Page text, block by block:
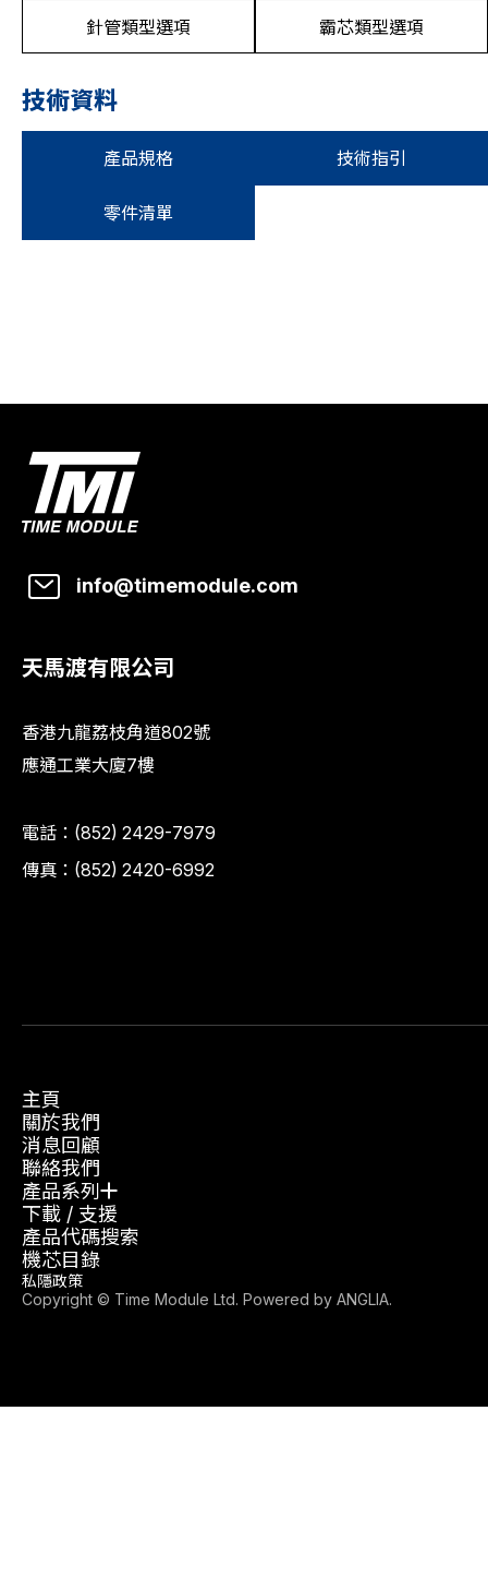
針管類型選項 霸芯類型選項
技術資料
產品規格 技術指引
零件清單
info@timemodule.com
天馬渡有限公司
香港九龍荔枝角道802號
應通工業大廈7樓
電話： (852) 2429-7979
傳真：(852) 2420-6992
主頁
關於我們
消息回顧
聯絡我們
產品系列
下載 / 支援
產品代碼搜索
機芯目錄
Copyright © Time Module Ltd. Powered by ANGLIA.
私隱政策